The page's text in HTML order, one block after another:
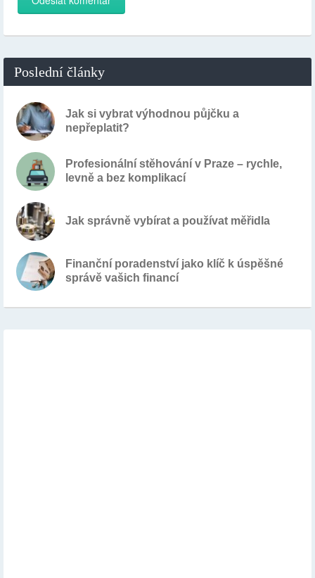
Poslední články
Jak si vybrat výhodnou půjčku a
nepřeplatit?
Profesionální stěhování v Praze – rychle,
levně a bez komplikací
Jak správně vybírat a používat měřidla
Finanční poradenství jako klíč k úspěšné
správě vašich financí